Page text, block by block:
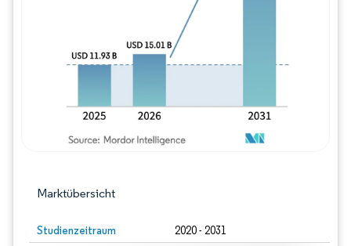
Marktübersicht
Studienzeitraum 2020 - 2031
Bild © Mordor Intelligence.